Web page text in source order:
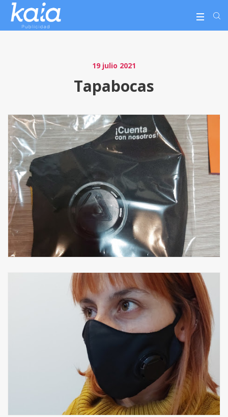
19 julio 2021
Tapabocas